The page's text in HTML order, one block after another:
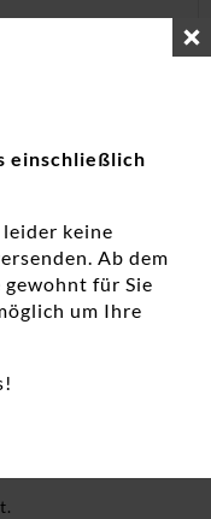
Neuheiten
einschließlich
keine
Ab dem
für Sie
um Ihre